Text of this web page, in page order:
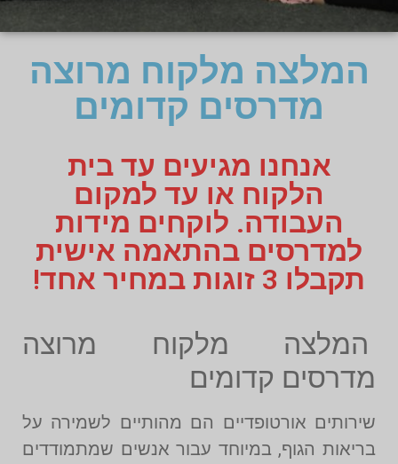
המלצה מלקוח מרוצה
מדרסים קדומים
אנחנו מגיעים עד בית
הלקוח או עד למקום
העבודה. לוקחים מידות
למדרסים בהתאמה אישית
תקבלו 3 זוגות במחיר אחד!
המלצה מלקוח מרוצה
מדרסים קדומים
שירותים אורטופדיים הם מהותיים לשמירה על
בריאות הגוף, במיוחד עבור אנשים שמתמודדים